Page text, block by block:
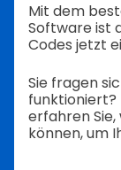
Mit dem
Software ist
Codes jetzt
Sie fragen
funktioniert?
erfahren Sie,
können, um